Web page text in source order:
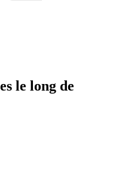
le long de